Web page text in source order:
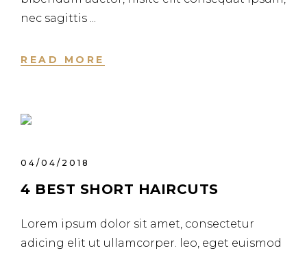
nec sagittis
READ MORE
04/04/2018
4 BEST SHORT HAIRCUTS
Lorem ipsum dolor sit amet, consectetur
adicing elit ut ullamcorper. leo, eget euismod